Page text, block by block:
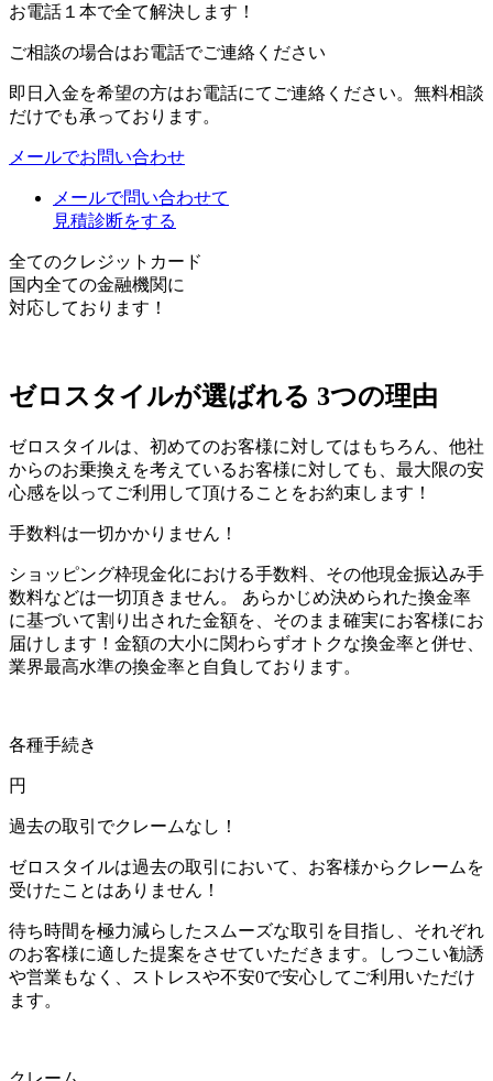
お電話１本で全て解決します！
ご相談の場合はお電話でご連絡ください
即日入金を希望の方はお電話にてご連絡ください。無料相談
だけでも承っております。
メールでお問い合わせ
メールで問い合わせて
見積診断をする
全てのクレジットカード
国内全ての金融機関に
対応しております！
ゼロスタイルが選ばれる 3つの理由
ゼロスタイルは、初めてのお客様に対してはもちろん、他社
からのお乗換えを考えているお客様に対しても、最大限の安
心感を以ってご利用して頂けることをお約束します！
手数料は一切かかりません！
ショッピング枠現金化における手数料、その他現金振込み手
数料などは一切頂きません。 あらかじめ決められた換金率
に基づいて割り出された金額を、そのまま確実にお客様にお
届けします！金額の大小に関わらずオトクな換金率と併せ、
業界最高水準の換金率と自負しております。
各種手続き
円
過去の取引でクレームなし！
ゼロスタイルは過去の取引において、お客様からクレームを
受けたことはありません！
待ち時間を極力減らしたスムーズな取引を目指し、それぞれ
のお客様に適した提案をさせていただきます。しつこい勧誘
や営業もなく、ストレスや不安0で安心してご利用いただけ
ます。